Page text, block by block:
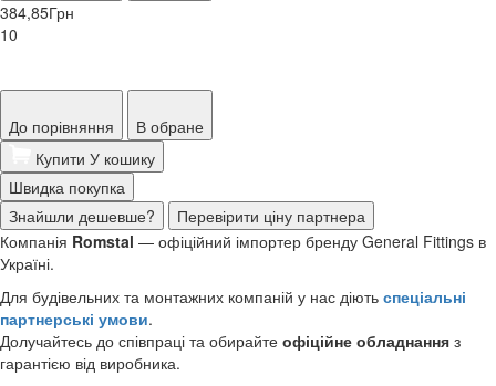
384,85Грн
10
До порівняння
В обране
Купити У кошику
Швидка покупка
Знайшли дешевше?
Перевірити ціну партнера
Компанія Romstal — офіційний імпортер бренду General Fittings в
Україні.
Для будівельних та монтажних компаній у нас діють спеціальні
партнерські умови.
Долучайтесь до співпраці та обирайте офіційне обладнання з
гарантією від виробника.